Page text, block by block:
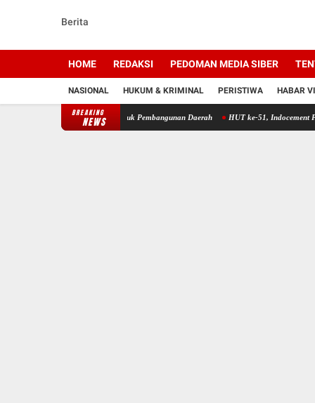
Berita
HOME REDAKSI PEDOMAN MEDIA SIBER
NASIONAL HUKUM & KRIMINAL PERISTIWA HABAR
BREAKING
NEWS
Sinergi Pemuda untuk Pembangunan Daerah HUT ke-51, Indocement Perkuat